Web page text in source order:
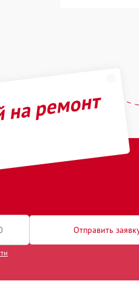
ремонт
Отправить